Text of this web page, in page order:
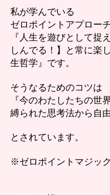
ン
ト
ア
プ
チ
っ
て？
へ
私が学んでいる
ゼロポイントアプロー
『人生を遊びとして捉
しんでる！】と常に楽
生哲学』です。
そうなるためのコツは
『今のわたしたちの世
縛られた思考法から自
とされています。
※ゼロポイントマジッ